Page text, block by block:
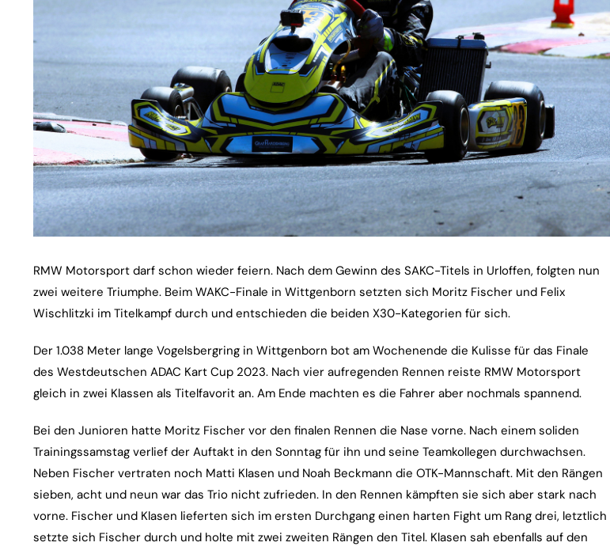
RMW Motorsport darf schon wieder feiern. Nach dem Gewinn des SAKC-Titels in Urloffen, folgten nun
zwei weitere Triumphe. Beim WAKC-Finale in Wittgenborn setzten sich Moritz Fischer und Felix
Wischlitzki im Titelkampf durch und entschieden die beiden X30-Kategorien für sich.
Der 1.038 Meter lange Vogelsbergring in Wittgenborn bot am Wochenende die Kulisse für das Finale
des Westdeutschen ADAC Kart Cup 2023. Nach vier aufregenden Rennen reiste RMW Motorsport
gleich in zwei Klassen als Titelfavorit an. Am Ende machten es die Fahrer aber nochmals spannend.
Bei den Junioren hatte Moritz Fischer vor den finalen Rennen die Nase vorne. Nach einem soliden
Trainingssamstag verlief der Auftakt in den Sonntag für ihn und seine Teamkollegen durchwachsen.
Neben Fischer vertraten noch Matti Klasen und Noah Beckmann die OTK-Mannschaft. Mit den Rängen
sieben, acht und neun war das Trio nicht zufrieden. In den Rennen kämpften sie sich aber stark nach
vorne. Fischer und Klasen lieferten sich im ersten Durchgang einen harten Fight um Rang drei, letztlich
setzte sich Fischer durch und holte mit zwei zweiten Rängen den Titel. Klasen sah ebenfalls auf den